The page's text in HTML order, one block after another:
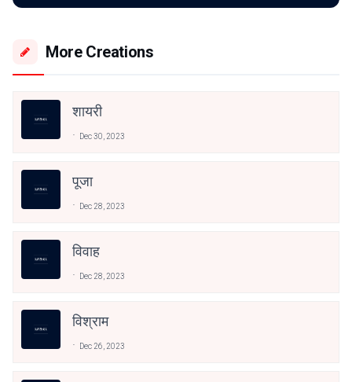
More Creations
शायरी
Dec 30, 2023
पूजा
Dec 28, 2023
विवाह
Dec 28, 2023
विश्राम
Dec 26, 2023